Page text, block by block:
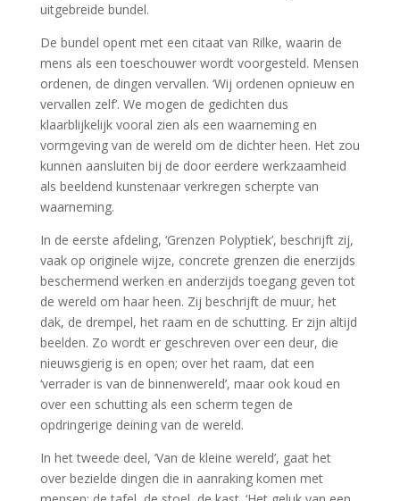
uitgebreide bundel.
De bundel opent met een citaat van Rilke, waarin de
mens als een toeschouwer wordt voorgesteld. Mensen
ordenen, de dingen vervallen. ‘Wij ordenen opnieuw en
vervallen zelf’. We mogen de gedichten dus
klaarblijkelijk vooral zien als een waarneming en
vormgeving van de wereld om de dichter heen. Het zou
kunnen aansluiten bij de door eerdere werkzaamheid
als beeldend kunstenaar verkregen scherpte van
waarneming.
In de eerste afdeling, ‘Grenzen Polyptiek’, beschrijft zij,
vaak op originele wijze, concrete grenzen die enerzijds
beschermend werken en anderzijds toegang geven tot
de wereld om haar heen. Zij beschrijft de muur, het
dak, de drempel, het raam en de schutting. Er zijn altijd
beelden. Zo wordt er geschreven over een deur, die
nieuwsgierig is en open; over het raam, dat een
‘verrader is van de binnenwereld’, maar ook koud en
over een schutting als een scherm tegen de
opdringerige deining van de wereld.
In het tweede deel, ‘Van de kleine wereld’, gaat het
over bezielde dingen die in aanraking komen met